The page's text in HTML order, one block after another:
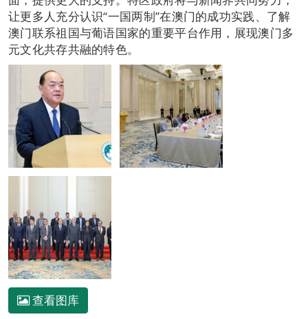
让更多人充分认识“一国两制”在澳门的成功实践、了解
澳门联系祖国与葡语国家的重要平台作用，展现澳门多
元文化共存共融的特色。
查看图库